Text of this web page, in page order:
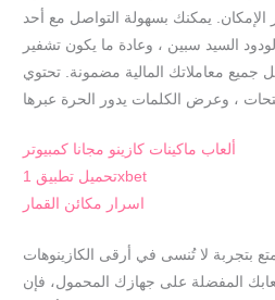
الإمكان. يمكنك بسهولة التواصل مع أحد
السيد سبين ، وعادة ما يكون تشفير
جميع معاملاتك المالية مضمونة. تحتوي
ألعاب ماكينات كازينو مجانا كمبيوتر
تحميل تطبيق 1xbet
اسرار مكائن القمار
بتجربة لا تُنسى في أرقى الكازينوهات
المفضلة على جهازك المحمول، فإن